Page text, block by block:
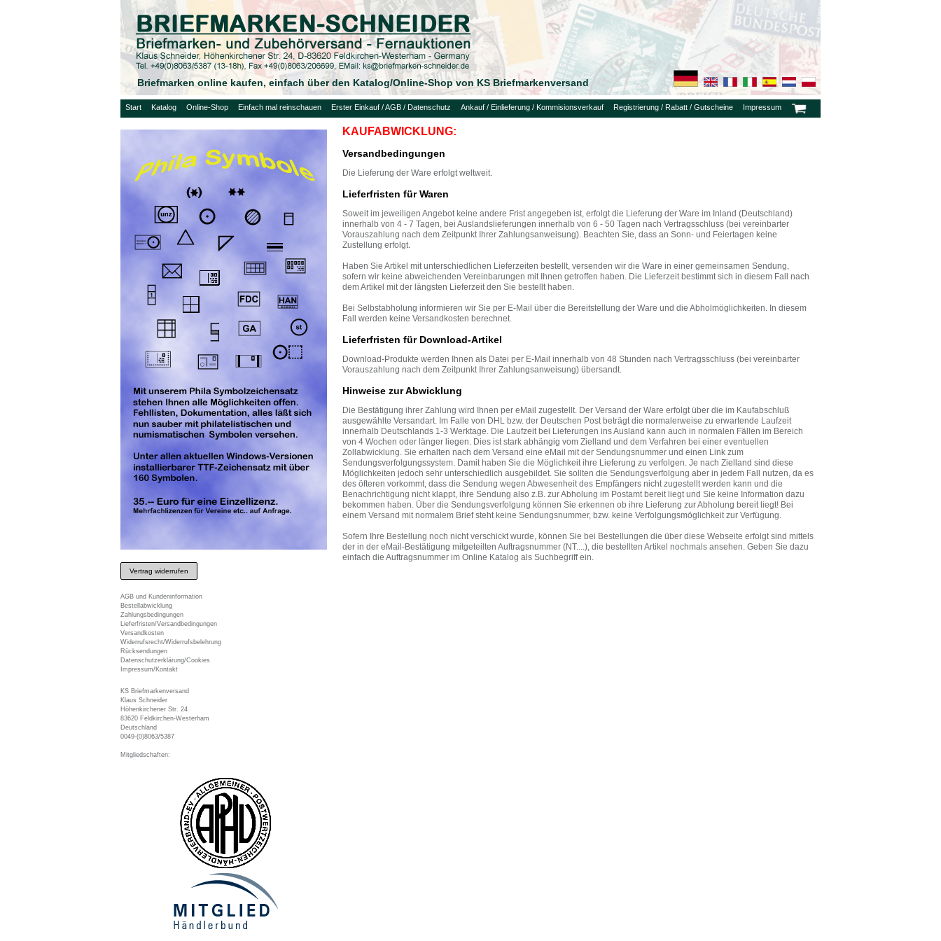
Briefmarken online kaufen, einfach über den Katalog/Online-Shop von KS Briefmarkenversand
Start Katalog Online-Shop Einfach mal reinschauen Erster Einkauf / AGB / Datenschutz Ankauf / Einlieferung / Kommisionsverkauf Registrierung / Rabatt / Gutscheine Impressum
Vertrag widerrufen
AGB und Kundeninformation
Bestellabwicklung
Zahlungsbedingungen
Lieferfristen/Versandbedingungen
Versandkosten
Widerrufsrecht/Widerrufsbelehrung
Rücksendungen
Datenschutzerklärung/Cookies
Impressum/Kontakt
KS Briefmarkenversand
Klaus Schneider
Höhenkirchener Str. 24
83620 Feldkirchen-Westerham
Deutschland
0049-(0)8063/5387
Mitgliedschaften:
KAUFABWICKLUNG:
Versandbedingungen
Die Lieferung der Ware erfolgt weltweit.
Lieferfristen für Waren
Soweit im jeweiligen Angebot keine andere Frist angegeben ist, erfolgt die Lieferung der Ware im Inland (Deutschland)
innerhalb von 4 - 7 Tagen, bei Auslandslieferungen innerhalb von 6 - 50 Tagen nach Vertragsschluss (bei vereinbarter
Vorauszahlung nach dem Zeitpunkt Ihrer Zahlungsanweisung). Beachten Sie, dass an Sonn- und Feiertagen keine
Zustellung erfolgt.
Haben Sie Artikel mit unterschiedlichen Lieferzeiten bestellt, versenden wir die Ware in einer gemeinsamen Sendung,
sofern wir keine abweichenden Vereinbarungen mit Ihnen getroffen haben. Die Lieferzeit bestimmt sich in diesem Fall nach
dem Artikel mit der längsten Lieferzeit den Sie bestellt haben.
Bei Selbstabholung informieren wir Sie per E-Mail über die Bereitstellung der Ware und die Abholmöglichkeiten. In diesem
Fall werden keine Versandkosten berechnet.
Lieferfristen für Download-Artikel
Download-Produkte werden Ihnen als Datei per E-Mail innerhalb von 48 Stunden nach Vertragsschluss (bei vereinbarter
Vorauszahlung nach dem Zeitpunkt Ihrer Zahlungsanweisung) übersandt.
Hinweise zur Abwicklung
Die Bestätigung ihrer Zahlung wird Ihnen per eMail zugestellt. Der Versand der Ware erfolgt über die im Kaufabschluß
ausgewählte Versandart. Im Falle von DHL bzw. der Deutschen Post beträgt die normalerweise zu erwartende Laufzeit
innerhalb Deutschlands 1-3 Werktage. Die Laufzeit bei Lieferungen ins Ausland kann auch in normalen Fällen im Bereich
von 4 Wochen oder länger liegen. Dies ist stark abhängig vom Zielland und dem Verfahren bei einer eventuellen
Zollabwicklung. Sie erhalten nach dem Versand eine eMail mit der Sendungsnummer und einen Link zum
Sendungsverfolgungssystem. Damit haben Sie die Möglichkeit ihre Lieferung zu verfolgen. Je nach Zielland sind diese
Möglichkeiten jedoch sehr unterschiedlich ausgebildet. Sie sollten die Sendungsverfolgung aber in jedem Fall nutzen, da es
des öfteren vorkommt, dass die Sendung wegen Abwesenheit des Empfängers nicht zugestellt werden kann und die
Benachrichtigung nicht klappt, ihre Sendung also z.B. zur Abholung im Postamt bereit liegt und Sie keine Information dazu
bekommen haben. Über die Sendungsverfolgung können Sie erkennen ob ihre Lieferung zur Abholung bereit liegt! Bei
einem Versand mit normalem Brief steht keine Sendungsnummer, bzw. keine Verfolgungsmöglichkeit zur Verfügung.
Sofern Ihre Bestellung noch nicht verschickt wurde, können Sie bei Bestellungen die über diese Webseite erfolgt sind mittels
der in der eMail-Bestätigung mitgeteilten Auftragsnummer (NT....), die bestellten Artikel nochmals ansehen. Geben Sie dazu
einfach die Auftragsnummer im Online Katalog als Suchbegriff ein.